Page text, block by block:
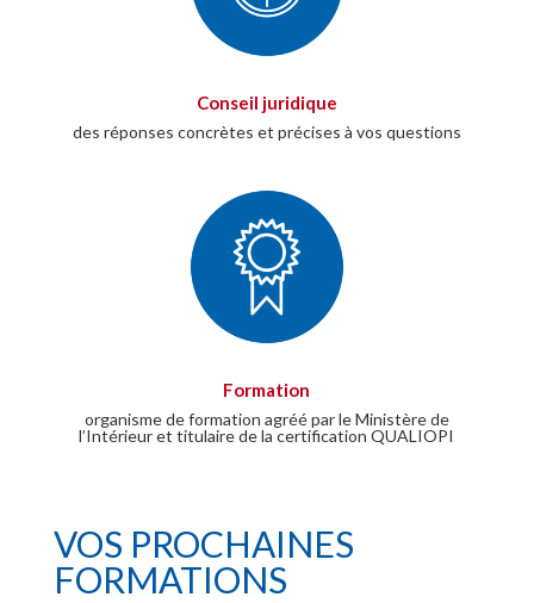
Conseil juridique
des réponses concrètes et précises à vos questions
Formation
organisme de formation agréé par le Ministère de
l’Intérieur et titulaire de la certification QUALIOPI
VOS PROCHAINES
FORMATIONS